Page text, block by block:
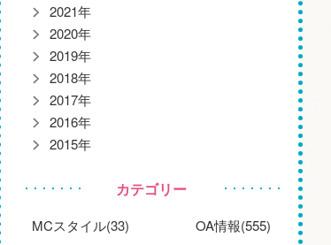
2021年
2020年
2019年
2018年
2017年
2016年
2015年
カテゴリー
MCスタイル(33)
OA情報(555)